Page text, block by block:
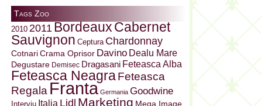
Tags Zoo
2010 2011 BordeauxCabernet
Sauvignon Ceptura Chardonnay
Cotnari Crama Oprisor Davino Dealu Mare
Degustare Demisec Dragasani Feteasca Alba
Feteasca NeagraFeteasca
Regala Franta Germania Goodwine
Italia Lidl Marketing Mega Image